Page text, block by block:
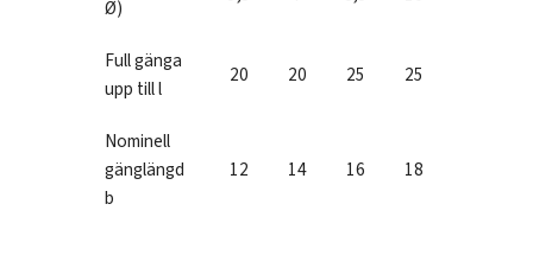
Ø)
Full gänga
upp till l
20 20 25 25
Nominell
gänglängd
b
12 14 16 18